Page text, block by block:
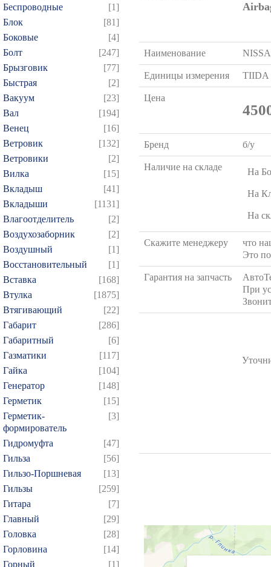
Беспроводные
[1]
Блок
[81]
Боковые
[4]
Болт
[247]
Брызговик
[77]
Быстрая
[2]
Вакуум
[23]
Вал
[194]
Венец
[16]
Ветровик
[132]
Ветровики
[2]
Вилка
[15]
Вкладыш
[41]
Вкладыши
[1131]
Влагоотделитель
[2]
Воздухозаборник
[2]
Воздушный
[1]
Восстановительный
[1]
Вставка
[168]
Втулка
[1875]
Втягивающий
[22]
Габарит
[286]
Габаритный
[6]
Газматики
[117]
Гайка
[104]
Генератор
[148]
Герметик
[15]
Герметик-
формирователь
[3]
Гидромуфта
[47]
Гильза
[56]
Гильзо-Поршневая
[13]
Гильзы
[259]
Гитара
[7]
Главный
[29]
Головка
[28]
Горловина
[14]
Горный
[1]
Наименование
Единицы измерения TIIDA
Цена
Бренд б/у
Наличие на складе На
На
На
Скажите менеджеру
что
Это
Гарантия на запчасть
При